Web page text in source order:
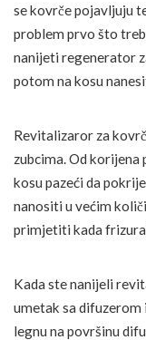
se kovrče pojavljuju
problem prvo što
nanijeti regenerator
potom na kosu
Revitalizaror za
zubcima. Od
kosu pazeći da
nanositi u većim
primjetiti kada
Kada ste nanijeli
umetak sa difuzerom
legnu na površinu